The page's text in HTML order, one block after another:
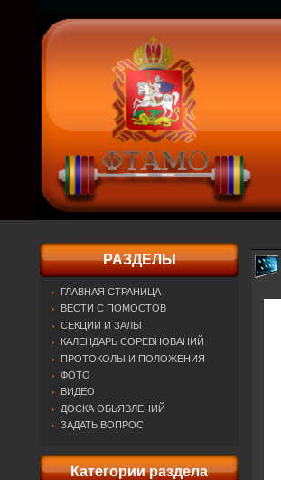
РАЗДЕЛЫ
ГЛАВНАЯ СТРАНИЦА
ВЕСТИ С ПОМОСТОВ
СЕКЦИИ И ЗАЛЫ
КАЛЕНДАРЬ СОРЕВНОВАНИЙ
ПРОТОКОЛЫ И ПОЛОЖЕНИЯ
ФОТО
ВИДЕО
ДОСКА ОБЬЯВЛЕНИЙ
ЗАДАТЬ ВОПРОС
Категории раздела